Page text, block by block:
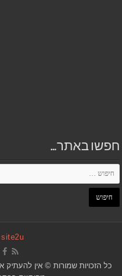
חפשו באתר…
site2u בניית אתרים
כל הזכויות שמורות © אין